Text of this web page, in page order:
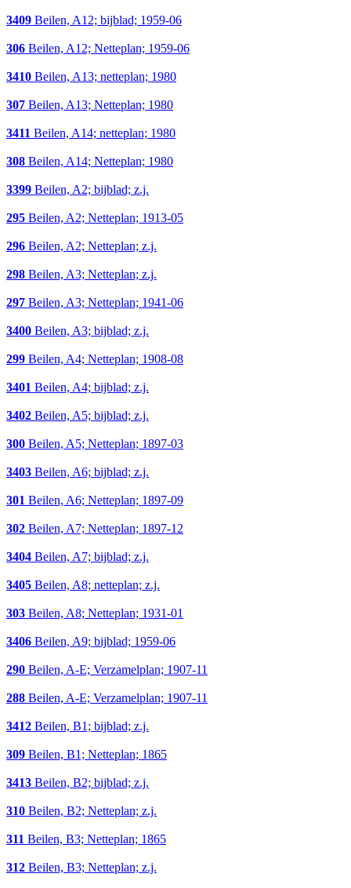
3409 Beilen, A12; bijblad; 1959-06
306 Beilen, A12; Netteplan; 1959-06
3410 Beilen, A13; netteplan; 1980
307 Beilen, A13; Netteplan; 1980
3411 Beilen, A14; netteplan; 1980
308 Beilen, A14; Netteplan; 1980
3399 Beilen, A2; bijblad; z.j.
295 Beilen, A2; Netteplan; 1913-05
296 Beilen, A2; Netteplan; z.j.
298 Beilen, A3; Netteplan; z.j.
297 Beilen, A3; Netteplan; 1941-06
3400 Beilen, A3; bijblad; z.j.
299 Beilen, A4; Netteplan; 1908-08
3401 Beilen, A4; bijblad; z.j.
3402 Beilen, A5; bijblad; z.j.
300 Beilen, A5; Netteplan; 1897-03
3403 Beilen, A6; bijblad; z.j.
301 Beilen, A6; Netteplan; 1897-09
302 Beilen, A7; Netteplan; 1897-12
3404 Beilen, A7; bijblad; z.j.
3405 Beilen, A8; netteplan; z.j.
303 Beilen, A8; Netteplan; 1931-01
3406 Beilen, A9; bijblad; 1959-06
290 Beilen, A-E; Verzamelplan; 1907-11
288 Beilen, A-E; Verzamelplan; 1907-11
3412 Beilen, B1; bijblad; z.j.
309 Beilen, B1; Netteplan; 1865
3413 Beilen, B2; bijblad; z.j.
310 Beilen, B2; Netteplan; z.j.
311 Beilen, B3; Netteplan; 1865
312 Beilen, B3; Netteplan; z.j.